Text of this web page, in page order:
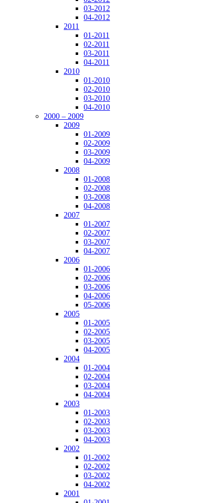
03-2012
04-2012
2011
01-2011
02-2011
03-2011
04-2011
2010
01-2010
02-2010
03-2010
04-2010
2000 – 2009
2009
01-2009
02-2009
03-2009
04-2009
2008
01-2008
02-2008
03-2008
04-2008
2007
01-2007
02-2007
03-2007
04-2007
2006
01-2006
02-2006
03-2006
04-2006
05-2006
2005
01-2005
02-2005
03-2005
04-2005
2004
01-2004
02-2004
03-2004
04-2004
2003
01-2003
02-2003
03-2003
04-2003
2002
01-2002
02-2002
03-2002
04-2002
2001